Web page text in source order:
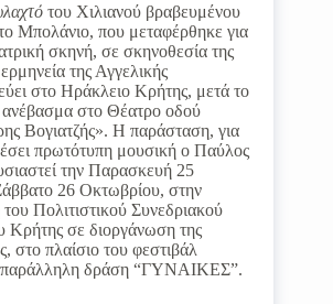
του Χιλιανού βραβευμένου
Μπολάνιο, που μεταφέρθηκε για
σκηνή, σε σκηνοθεσία της
της Αγγελικής
στο Ηράκλειο Κρήτης, μετά το
ανέβασμα στο Θέατρο οδού
Βογιατζής». Η παράσταση, για
πρωτότυπη μουσική ο Παύλος
την Παρασκευή 25
26 Οκτωβρίου, στην
Πολιτιστικού Συνεδριακού
Κρήτης σε διοργάνωση της
στο πλαίσιο του φεστιβάλ
παράλληλη δράση “ΓΥΝΑΙΚΕΣ”.